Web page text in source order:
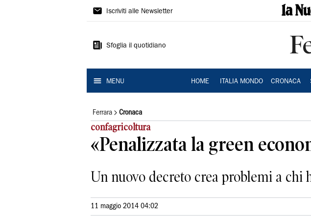
La
Ferrara
Iscriviti alle Newsletter
Sfoglia il quotidiano
MENU HOME ITALIA MONDO CRONACA
Ferrara Cronaca
confagricoltura
«Penalizzata la green
Un nuovo decreto crea problemi a chi
11 maggio 2014 04:02